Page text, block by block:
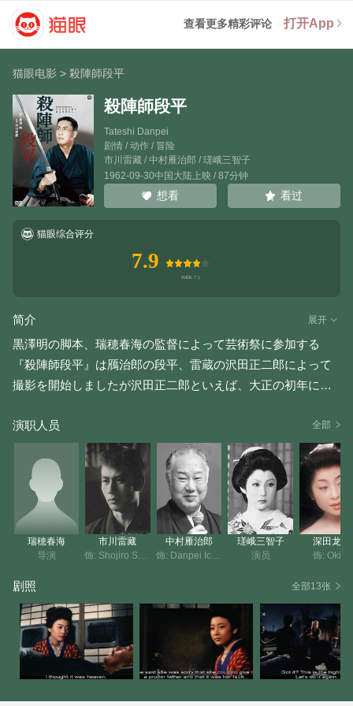
查看更多精彩评论 打开App
猫眼电影 >殺陣師段平
殺陣師段平
Tateshi Danpei
剧情 / 动作 / 冒险
市川雷藏/ 中村雁治郎 / 瑳峨三智子
1962-09-30中国大陆上映 / 87分钟
想看 看过
猫眼综合评分
7.9
简介 展开
黒澤明の脚本、瑞穂春海の監督によって芸術祭に参加する
『殺陣師段平』は鴈治郎の段平、雷蔵の沢田正二郎によって
撮影を開始しましたが沢田正二郎といえば、大正の初年に演
りも半歩前進」をモットーに“新国劇”を創立し、一連の剣戟も
のを一つの方向として取り上げた日本演劇史上の偉大な人物
です。 現在の新国劇をあずかる、辰巳柳太郎、島田正吾はそ
の門下であり、先般逝去した大河内伝次郎も沢正の門弟、大
友柳太朗は辰巳柳太郎の門下ですから、沢正の孫弟子にあた
るわけで、時代劇人にとっては忘れることの出来ない偉大な
人です。この沢田正二郎に扮する雷蔵は、沢正ゆかりの人々
た扮装も凝りにこっての大熱演を見せています。この雷蔵と
共演するのが、『青葉城の鬼』でデヴューした高田浩吉の愛
娘高田美和さんで、段平の養女に扮して可憐な姿を見せてい
ます。
演职人员 全部
瑞穂春海
导演
市川雷藏
中村雁治郎
饰: Danpei Ichikawa (as Ganjirô Nakamura)
瑳峨三智子
演员
深田龙生
饰: Okiku
剧照 全部13张